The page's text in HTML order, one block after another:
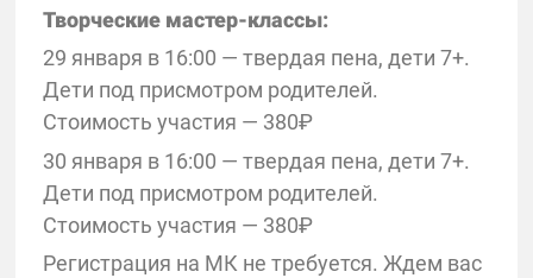
Творческие мастер-классы:
29 января в 16:00 — твердая пена, дети 7+.
Дети под присмотром родителей.
Стоимость участия — 380₽
30 января в 16:00 — твердая пена, дети 7+.
Дети под присмотром родителей.
Стоимость участия — 380₽
Регистрация на МК не требуется. Ждем вас